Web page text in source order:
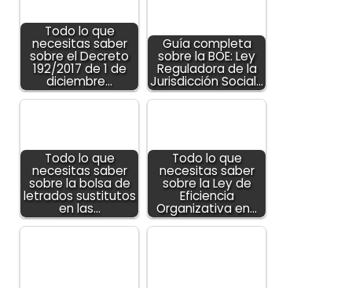
Todo lo que
necesitas saber
sobre el Decreto
192/2017 de 1 de
diciembre…
Guía completa
sobre la BOE: Ley
Reguladora de la
Jurisdicción Social…
Todo lo que
necesitas saber
sobre la bolsa de
letrados sustitutos
en las…
Todo lo que
necesitas saber
sobre la Ley de
Eficiencia
Organizativa en…